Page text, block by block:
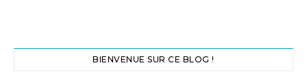
BIENVENUE SUR CE BLOG !